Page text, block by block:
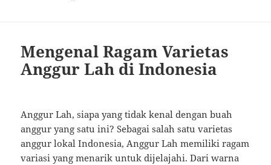
Mengenal Ragam Varietas
Anggur Lah di Indonesia
Anggur Lah, siapa yang tidak kenal dengan buah
anggur yang satu ini? Sebagai salah satu varietas
anggur lokal Indonesia, Anggur Lah memiliki ragam
variasi yang menarik untuk dijelajahi. Dari warna